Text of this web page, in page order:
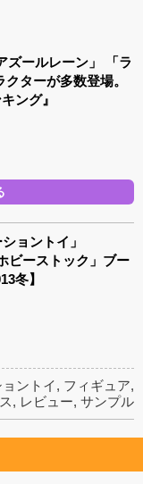
ズールレーン」 「ラ
ターが多数登場。
ング』
ョントイ」
ビーストック」ブー
冬】
ントイ, フィギュア,
, レビュー, サンプル